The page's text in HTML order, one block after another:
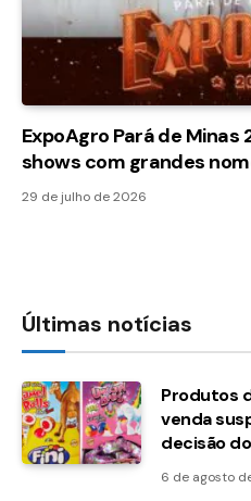
ExpoAgro Pará de
shows com grandes
29 de julho de 2026
Últimas notícias
Produtos
venda
decisão
6 de agosto